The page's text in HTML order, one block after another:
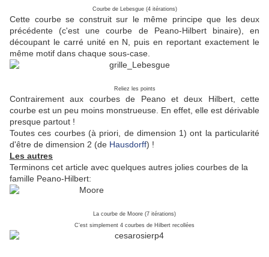
Courbe de Lebesgue (4 itérations)
Cette courbe se construit sur le même principe que les deux
précédente (c'est une courbe de Peano-Hilbert binaire), en
découpant le carré unité en N, puis en reportant exactement le
même motif dans chaque sous-case.
Reliez les points
Contrairement aux courbes de Peano et deux Hilbert, cette
courbe est un peu moins monstrueuse. En effet, elle est dérivable
presque partout !
Toutes ces courbes (à priori, de dimension 1) ont la particularité
d'être de dimension 2 (de Hausdorff) !
Les autres
Terminons cet article avec quelques autres jolies courbes de la
famille Peano-Hilbert:
La courbe de Moore (7 itérations)
C'est simplement 4 courbes de Hilbert recollées